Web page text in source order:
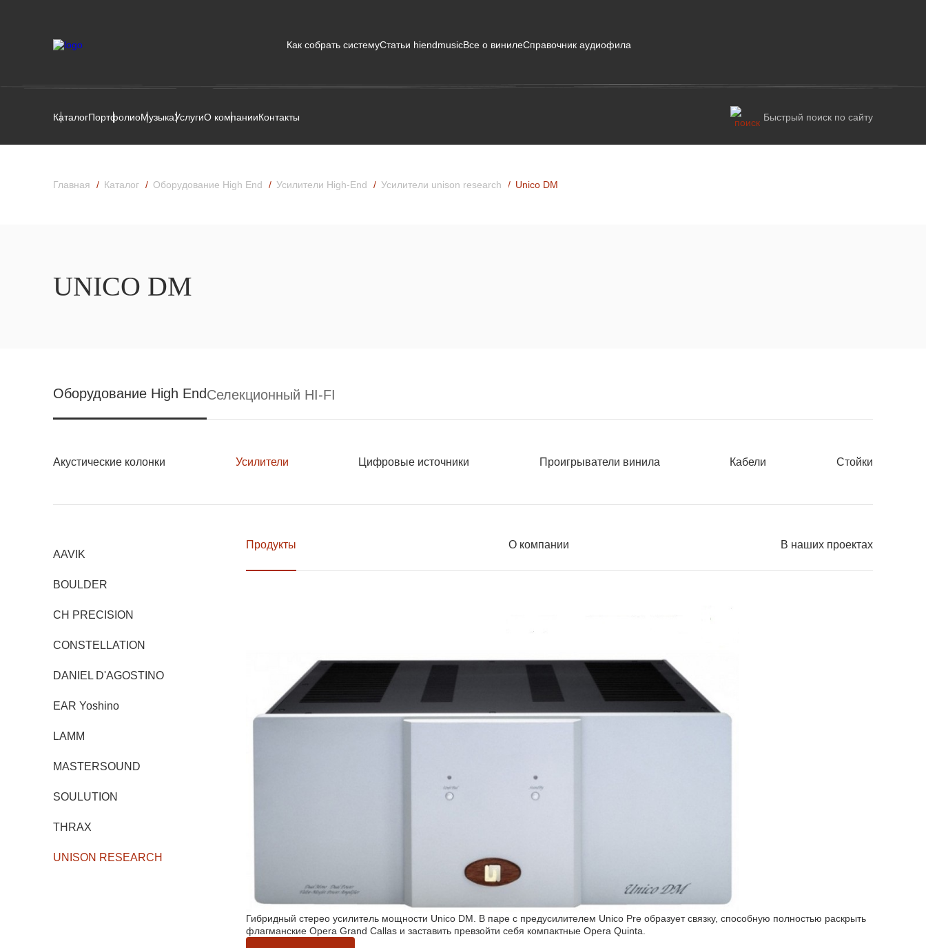
Как собрать системуСтатьи hiendmusicВсе о винилеСправочник аудиофила
КаталогПортфолиоМузыкаУслугиО компанииКонтакты Быстрый поиск по сайту
Главная Каталог Оборудование High End Усилители High-End Усилители unison research Unico DM
UNICO DM
Оборудование High EndСелекционный HI-FI
Акустические колонки Усилители Цифровые источники Проигрыватели винила Кабели Стойки
AAVIK
BOULDER
CH PRECISION
CONSTELLATION
DANIEL D'AGOSTINO
EAR Yoshino
LAMM
MASTERSOUND
SOULUTION
THRAX
UNISON RESEARCH
Продукты О компании В наших проектах
Гибридный стерео усилитель мощности Unico DM. В паре с предусилителем Unico Pre образует связку, способную полностью раскрыть
флагманские Opera Grand Callas и заставить превзойти себя компактные Opera Quinta.